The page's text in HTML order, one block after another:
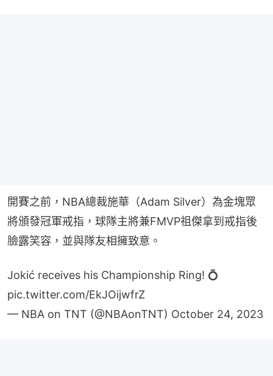
開賽之前，NBA總裁施華（Adam Silver）為金塊眾
將頒發冠軍戒指，球隊主將兼FMVP祖傑拿到戒指後
臉露笑容，並與隊友相擁致意。
Jokić receives his Championship Ring! 💍
pic.twitter.com/EkJOijwfrZ
— NBA on TNT (@NBAonTNT) October 24, 2023